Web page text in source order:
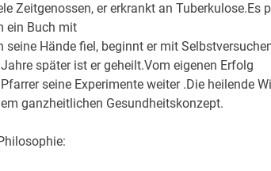
Zeitgenossen, er erkrankt an Tuberkulose.Es
ein Buch mit
seine Hände fiel, beginnt er mit
später ist er geheilt.Vom eigenen Erfolg
seine Experimente weiter .Die heilende
ganzheitlichen Gesundheitskonzept.